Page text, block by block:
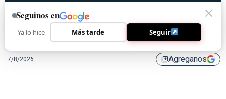
7/8/2026 library_addAgreganos
Seguinos en
Ya lo hice Más tarde Seguir